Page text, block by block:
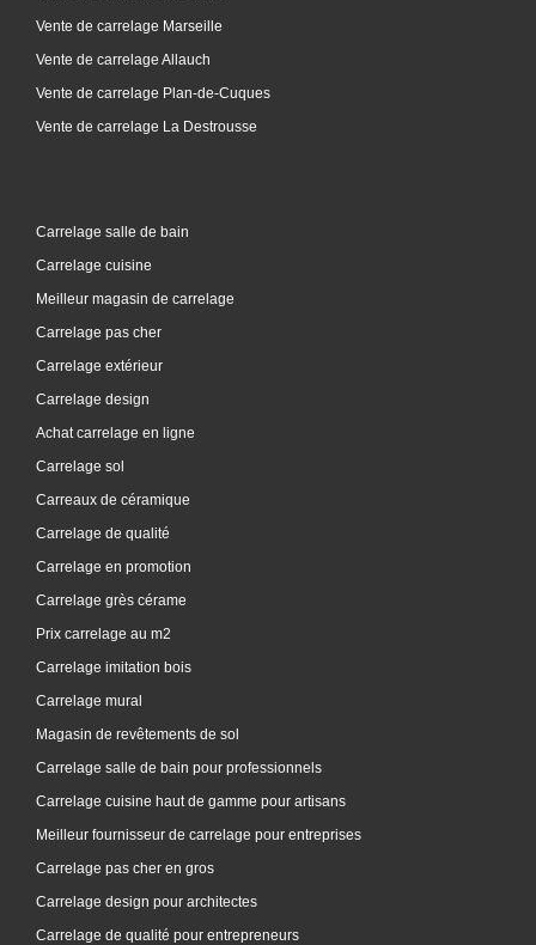
Vente de carrelage Marseille
Vente de carrelage Allauch
Vente de carrelage Plan-de-Cuques
Vente de carrelage La Destrousse
Carrelage salle de bain
Carrelage cuisine
Meilleur magasin de carrelage
Carrelage pas cher
Carrelage extérieur
Carrelage design
Achat carrelage en ligne
Carrelage sol
Carreaux de céramique
Carrelage de qualité
Carrelage en promotion
Carrelage grès cérame
Prix carrelage au m2
Carrelage imitation bois
Carrelage mural
Magasin de revêtements de sol
Carrelage salle de bain pour professionnels
Carrelage cuisine haut de gamme pour artisans
Meilleur fournisseur de carrelage pour entreprises
Carrelage pas cher en gros
Carrelage design pour architectes
Carrelage de qualité pour entrepreneurs